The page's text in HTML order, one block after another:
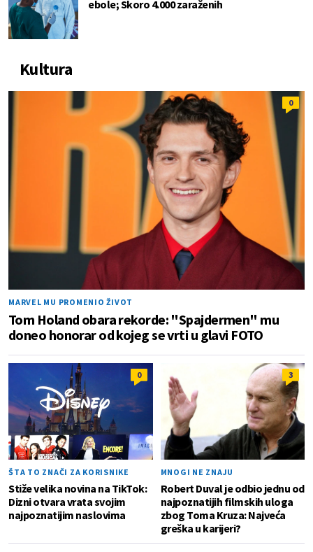
ebole; Skoro 4.000 zaraženih
Kultura
0
MARVEL MU PROMENIO ŽIVOT
Tom Holand obara rekorde: "Spajdermen" mu
doneo honorar od kojeg se vrti u glavi FOTO
0
ŠTA TO ZNAČI ZA KORISNIKE
Stiže velika novina na TikTok:
Dizni otvara vrata svojim
najpoznatijim naslovima
3
MNOGI NE ZNAJU
Robert Duval je odbio jednu od
najpoznatijih filmskih uloga
zbog Toma Kruza: Najveća
greška u karijeri?